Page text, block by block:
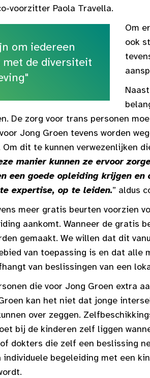
voorzitter Paola Travella.
om iedereen
met de diversiteit
Om
ook
De zorg voor trans personen
Jong Groen tevens worden
Om dit te kunnen verwezenlijken
manier kunnen ze ervoor
een goede opleiding krijgen
expertise, op te leiden.” aldus
meer gratis beurten voorzien
aankomt. Wanneer de gratis
gemaakt. We willen dat dit
van toepassing is en dat alle
van beslissingen van een
die voor Jong Groen extra
kan het niet dat jonge
over zeggen.
bij de kinderen zelf liggen
dokters die zelf een beslissing
individuele begeleiding met een